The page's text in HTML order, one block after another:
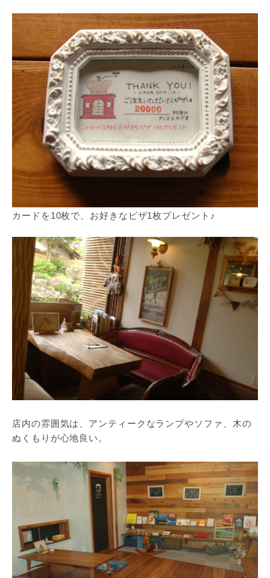
カードを10枚で、お好きなピザ1枚プレゼント♪
店内の雰囲気は、アンティークなランプやソファ、木の
ぬくもりが心地良い。